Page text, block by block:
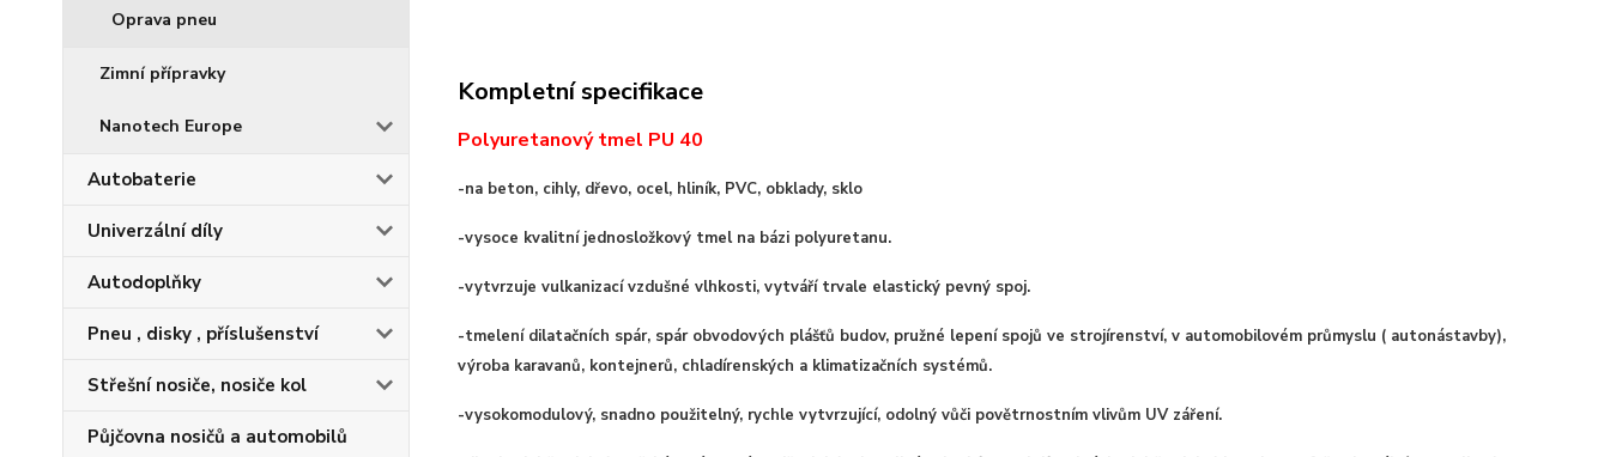
Oprava pneu
Zimní přípravky
Nanotech Europe
Autobaterie
Univerzální díly
Autodoplňky
Pneu , disky , příslušenství
Střešní nosiče, nosiče kol
Půjčovna nosičů a automobilů
Kompletní specifikace
Polyuretanový tmel PU 40
-na beton, cihly, dřevo, ocel, hliník, PVC, obklady, sklo
-vysoce kvalitní jednosložkový tmel na bázi polyuretanu.
-vytvrzuje vulkanizací vzdušné vlhkosti, vytváří trvale elastický pevný spoj.
-tmelení dilatačních spár, spár obvodových plášťů budov, pružné lepení spojů ve strojírenství, v automobilovém průmyslu ( autonástavby),
výroba karavanů, kontejnerů, chladírenských a klimatizačních systémů.
-vysokomodulový, snadno použitelný, rychle vytvrzující, odolný vůči povětrnostním vlivům UV záření.